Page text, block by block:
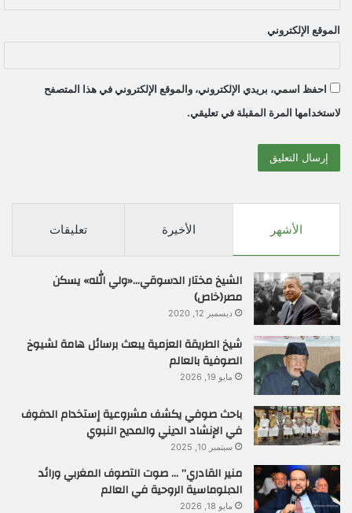
الموقع الإلكتروني
احفظ اسمي، بريدي الإلكتروني، والموقع الإلكتروني في هذا المتصفح
لاستخدامها المرة المقبلة في تعليقي.
الأشهر الأخيرة تعليقات
الشيخ مختار الدسوقي…«ولي الله» يسكن
مصر(خاص)
ديسمبر 12, 2020
شيخ الطريقة العزمية يبعث برسائل هامة لشيوخ
الصوفية بالعالم
مايو 19, 2026
باحث صوفي يكشف مشروعية إستخدام الدفوف
في الإنشاد الديني والمديح النبوي
سبتمبر 10, 2025
منير القادري” … صوت التصوف المغربي ورائد
الدبلوماسية الروحية في العالم
مايو 18, 2026